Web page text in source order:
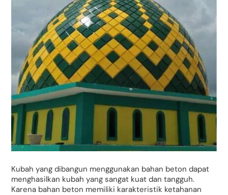
Kubah yang dibangun menggunakan bahan beton dapat
menghasilkan kubah yang sangat kuat dan tangguh.
Karena bahan beton memiliki karakteristik ketahanan